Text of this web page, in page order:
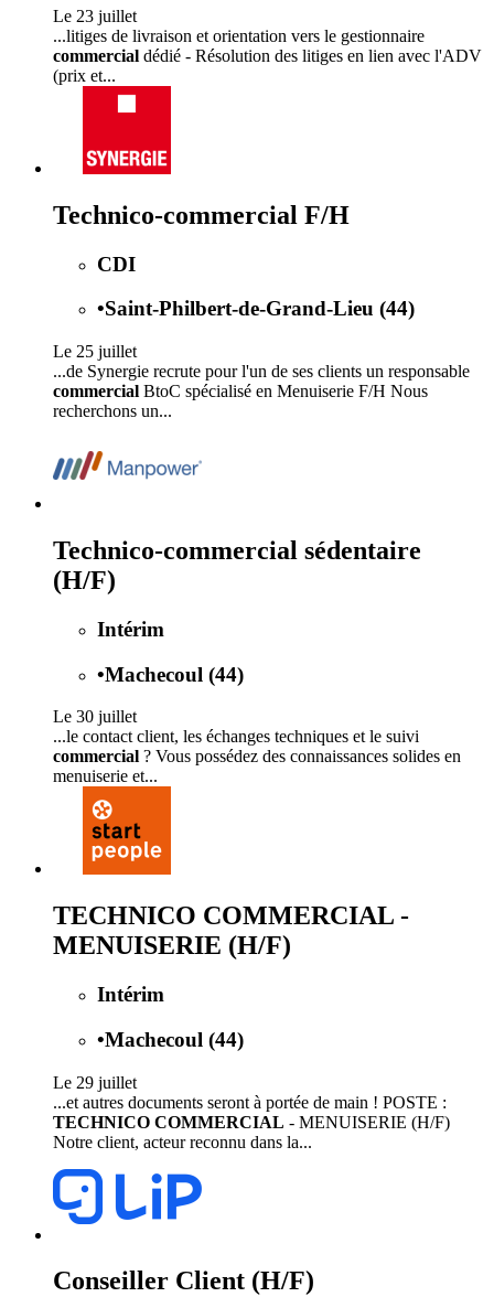
Le 23 juillet
...litiges de livraison et orientation vers le gestionnaire
commercial dédié - Résolution des litiges en lien avec l'ADV
(prix et...
Technico-commercial F/H
CDI
•Saint-Philbert-de-Grand-Lieu (44)
Le 25 juillet
...de Synergie recrute pour l'un de ses clients un responsable
commercial BtoC spécialisé en Menuiserie F/H Nous
recherchons un...
Technico-commercial sédentaire
(H/F)
Intérim
•Machecoul (44)
Le 30 juillet
...le contact client, les échanges techniques et le suivi
commercial ? Vous possédez des connaissances solides en
menuiserie et...
TECHNICO COMMERCIAL -
MENUISERIE (H/F)
Intérim
•Machecoul (44)
Le 29 juillet
...et autres documents seront à portée de main ! POSTE :
TECHNICO COMMERCIAL - MENUISERIE (H/F)
Notre client, acteur reconnu dans la...
Conseiller Client (H/F)